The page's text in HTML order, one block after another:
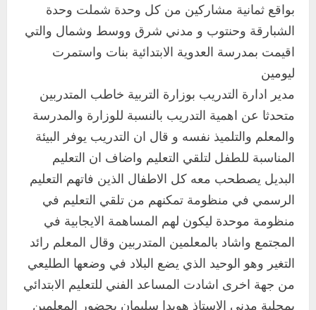
بواقع ثمانية مشاركين من كل وحدة شملت وحدة
الشبارقة وحنتوب و مدني شرق ووسط وشمال والتي
اقيمت بمدرسة العدوية الابتدائية بنات واستمرت
ليومين
مدير ادارة التدريب بوزارة التربية خاطب المتدربين
متحدثا عن اهمية التدريب بالنسبة للوزارة والمدرسة
والمعلم والتلميذ نفسه و قال ان التدريب يوفر البيئة
المناسبة للطفل لتلقي التعليم واضاف ان التعليم
البديل يصطحب معه كل الاطفال الذين فاتهم التعليم
الرسمي في منظومة تمكنهم من تلقي التعليم في
منظومة موحدة ليكون لهم المساهمة الايجابية في
المجتمع واشاد بالمعلمين المتدربين وقال المعلم رائد
التغير وهو الوحيد الذي يضع البلاد في وضعها الطليعي
من جهة اخرى اشادت المساعد الفني للتعليم الابتدائي
بمحلية مدنى الاستاذ هويدا سليمان بحضور المعلمين